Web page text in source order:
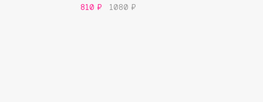
810 ₽
1080 ₽